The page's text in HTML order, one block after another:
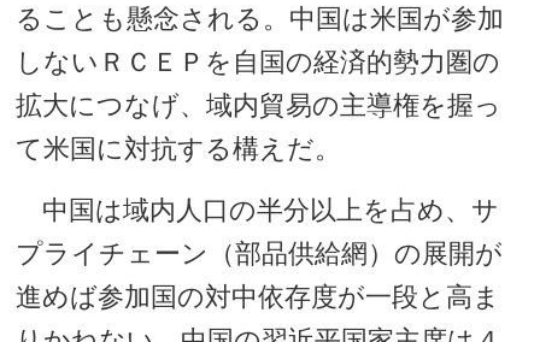
ることも懸念される。中国は米国が参加
しないＲＣＥＰを自国の経済的勢力圏の
拡大につなげ、域内貿易の主導権を握っ
て米国に対抗する構えだ。
中国は域内人口の半分以上を占め、サ
プライチェーン（部品供給網）の展開が
進めば参加国の対中依存度が一段と高ま